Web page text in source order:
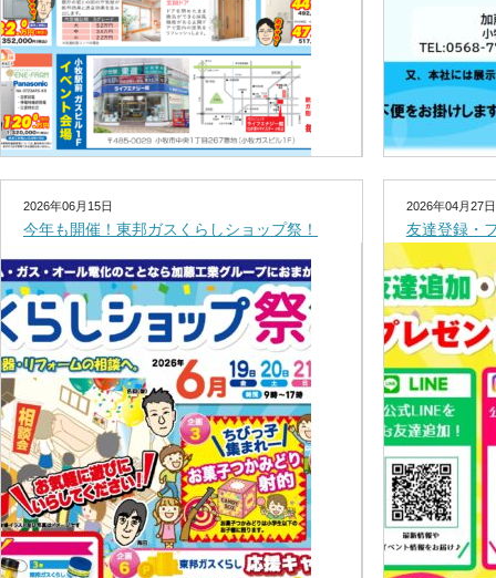
2026年06月15日
今年も開催！東邦ガスくらしショップ祭！
2026年04月27日
友達登録・